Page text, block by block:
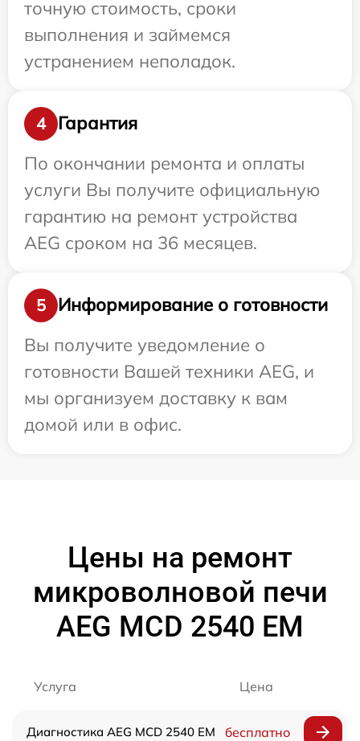
точную стоимость, сроки
выполнения и займемся
устранением неполадок.
4
Гарантия
По окончании ремонта и оплаты
услуги Вы получите официальную
гарантию на ремонт устройства
AEG сроком на 36 месяцев.
5
Информирование о готовности
Вы получите уведомление о
готовности Вашей техники AEG, и
мы организуем доставку к вам
домой или в офис.
Цены на ремонт
микроволновой печи
AEG MCD 2540 EM
Услуга Цена
Диагностика AEG MCD 2540 EM бесплатно